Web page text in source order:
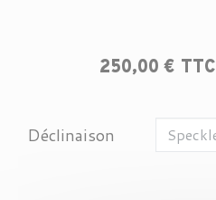
250,00 € TTC
Déclinaison